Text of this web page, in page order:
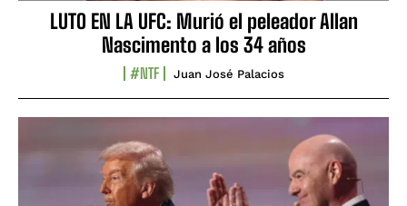
LUTO EN LA UFC: Murió el peleador Allan
Nascimento a los 34 años
#NTF Juan José Palacios